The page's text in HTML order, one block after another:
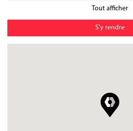
Tout afficher
S'y rendre